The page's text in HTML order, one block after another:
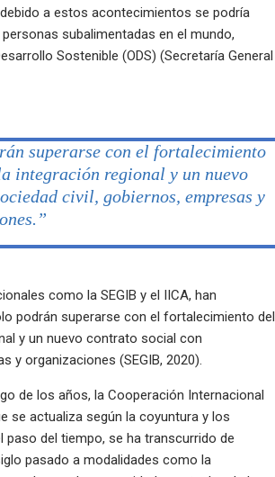
a estos acontecimientos se podría
subalimentadas en el mundo,
Sostenible (ODS) (Secretaría General
superarse con el fortalecimiento
integración regional y un nuevo
civil, gobiernos, empresas y
como la SEGIB y el IICA, han
podrán superarse con el fortalecimiento del
y un nuevo contrato social con
y organizaciones (SEGIB, 2020).
de los años, la Cooperación Internacional
se actualiza según la coyuntura y los
del tiempo, se ha transcurrido de
pasado a modalidades como la